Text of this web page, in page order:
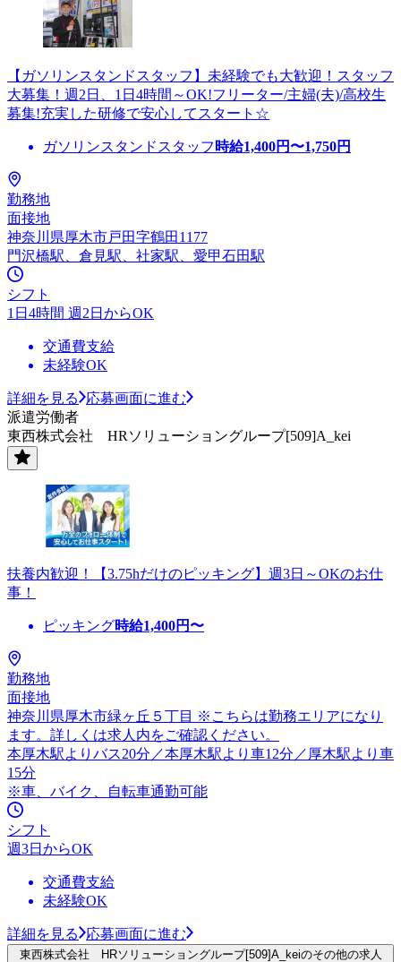
【ガソリンスタンドスタッフ】未経験でも大歓迎！スタッフ
大募集！週2日、1日4時間～OK!フリーター/主婦(夫)/高校生
募集!充実した研修で安心してスタート☆
ガソリンスタンドスタッフ 時給1,400円〜1,750円
勤務地
面接地
神奈川県厚木市戸田字鶴田1177
門沢橋駅、倉見駅、社家駅、愛甲石田駅
シフト
1日4時間 週2日からOK
交通費支給
未経験OK
詳細を見る
応募画面に進む
派遣労働者
東西株式会社 HRソリューショングループ[509]A_kei
扶養内歓迎！【3.75hだけのピッキング】週3日～OKのお仕
事！
ピッキング時給1,400円〜
勤務地
面接地
神奈川県厚木市緑ヶ丘５丁目 ※こちらは勤務エリアになり
ます。詳しくは求人内をご確認ください。
本厚木駅よりバス20分／本厚木駅より車12分／厚木駅より車
15分
※車、バイク、自転車通勤可能
シフト
週3日からOK
交通費支給
未経験OK
詳細を見る 応募画面に進む
東西株式会社 HRソリューショングループ[509]A_keiのその他の求人